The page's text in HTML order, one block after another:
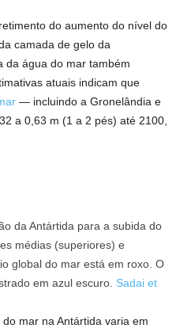
do aumento do nível do
camada de gelo da
da água do mar também
atuais indicam que
— incluindo a Gronelândia e
a 0,63 m (1 a 2 pés) até 2100,
da Antártida para a subida do
médias (superiores) e
global do mar está em roxo. O
em azul escuro. Sadai et
mar na Antártida varia em